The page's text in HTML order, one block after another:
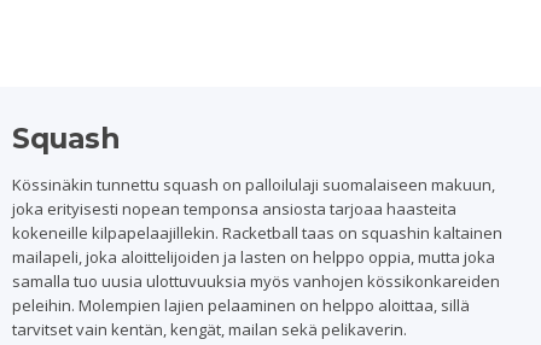
Squash
Kössinäkin tunnettu squash on palloilulaji suomalaiseen makuun,
joka erityisesti nopean temponsa ansiosta tarjoaa haasteita
kokeneille kilpapelaajillekin. Racketball taas on squashin kaltainen
mailapeli, joka aloittelijoiden ja lasten on helppo oppia, mutta joka
samalla tuo uusia ulottuvuuksia myös vanhojen kössikonkareiden
peleihin. Molempien lajien pelaaminen on helppo aloittaa, sillä
tarvitset vain kentän, kengät, mailan sekä pelikaverin.